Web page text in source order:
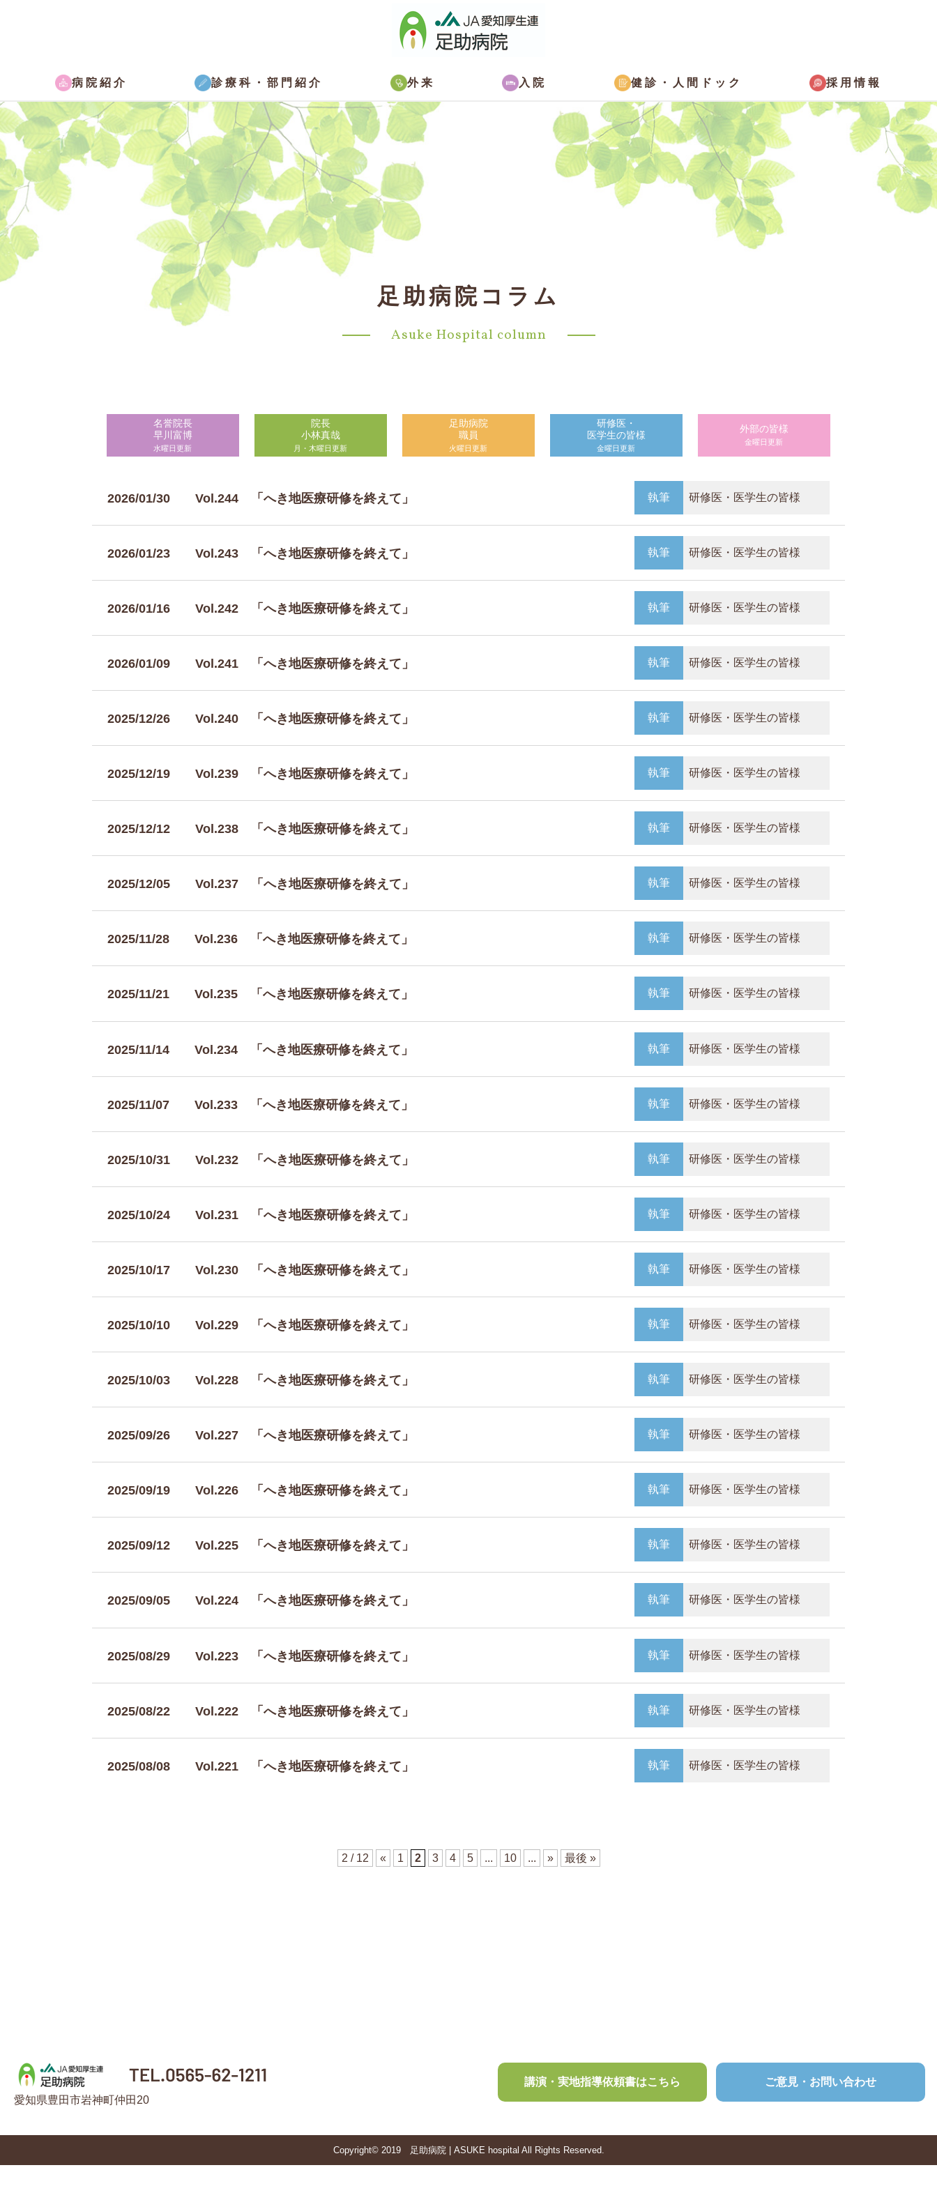
病院紹介 診療科・部門紹介 外来 入院 健診・ 人間ドック 採用情報
足助病院コラム
Asuke Hospital column
名誉院長
早川富博
水曜日更新
院長
小林真哉
月・木曜日更新
足助病院
職員
火曜日更新
研修医・
医学生の皆様
金曜日更新
外部の皆様
金曜日更新
2026/01/30 Vol.244 「へき地医療研修を終えて」 執筆 研修医・医学生の皆様
2026/01/23 Vol.243 「へき地医療研修を終えて」 執筆 研修医・医学生の皆様
2026/01/16 Vol.242 「へき地医療研修を終えて」 執筆 研修医・医学生の皆様
2026/01/09 Vol.241 「へき地医療研修を終えて」 執筆 研修医・医学生の皆様
2025/12/26 Vol.240 「へき地医療研修を終えて」 執筆 研修医・医学生の皆様
2025/12/19 Vol.239 「へき地医療研修を終えて」 執筆 研修医・医学生の皆様
2025/12/12 Vol.238 「へき地医療研修を終えて」 執筆 研修医・医学生の皆様
2025/12/05 Vol.237 「へき地医療研修を終えて」 執筆 研修医・医学生の皆様
2025/11/28 Vol.236 「へき地医療研修を終えて」 執筆 研修医・医学生の皆様
2025/11/21 Vol.235 「へき地医療研修を終えて」 執筆 研修医・医学生の皆様
2025/11/14 Vol.234 「へき地医療研修を終えて」 執筆 研修医・医学生の皆様
2025/11/07 Vol.233 「へき地医療研修を終えて」 執筆 研修医・医学生の皆様
2025/10/31 Vol.232 「へき地医療研修を終えて」 執筆 研修医・医学生の皆様
2025/10/24 Vol.231 「へき地医療研修を終えて」 執筆 研修医・医学生の皆様
2025/10/17 Vol.230 「へき地医療研修を終えて」 執筆 研修医・医学生の皆様
2025/10/10 Vol.229 「へき地医療研修を終えて」 執筆 研修医・医学生の皆様
2025/10/03 Vol.228 「へき地医療研修を終えて」 執筆 研修医・医学生の皆様
2025/09/26 Vol.227 「へき地医療研修を終えて」 執筆 研修医・医学生の皆様
2025/09/19 Vol.226 「へき地医療研修を終えて」 執筆 研修医・医学生の皆様
2025/09/12 Vol.225 「へき地医療研修を終えて」 執筆 研修医・医学生の皆様
2025/09/05 Vol.224 「へき地医療研修を終えて」 執筆 研修医・医学生の皆様
2025/08/29 Vol.223 「へき地医療研修を終えて」 執筆 研修医・医学生の皆様
2025/08/22 Vol.222 「へき地医療研修を終えて」 執筆 研修医・医学生の皆様
2025/08/08 Vol.221 「へき地医療研修を終えて」 執筆 研修医・医学生の皆様
2 / 12 « 1 2 3 4 5 ... 10 ... » 最後 »
愛知県豊田市岩神町仲田20
講演・実地指導依頼書はこちら ご意見・お問い合わせ
Copyright© 2019 足助病院 | ASUKE hospital All Rights Reserved.